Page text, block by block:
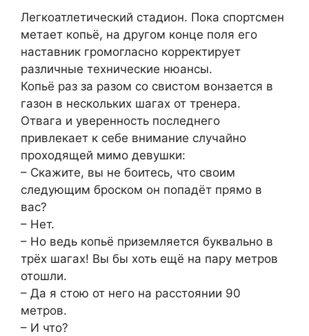
Легкоатлетический стадион. Пока спортсмен
метает копьё, на другом конце поля его
наставник громогласно корректирует
различные технические нюансы.
Копьё раз за разом со свистом вонзается в
газон в нескольких шагах от тренера.
Отвага и уверенность последнего
привлекает к себе внимание случайно
проходящей мимо девушки:
– Скажите, вы не боитесь, что своим
следующим броском он попадёт прямо в
вас?
– Нет.
– Но ведь копьё приземляется буквально в
трёх шагах! Вы бы хоть ещё на пару метров
отошли.
– Да я стою от него на расстоянии 90
метров.
– И что?